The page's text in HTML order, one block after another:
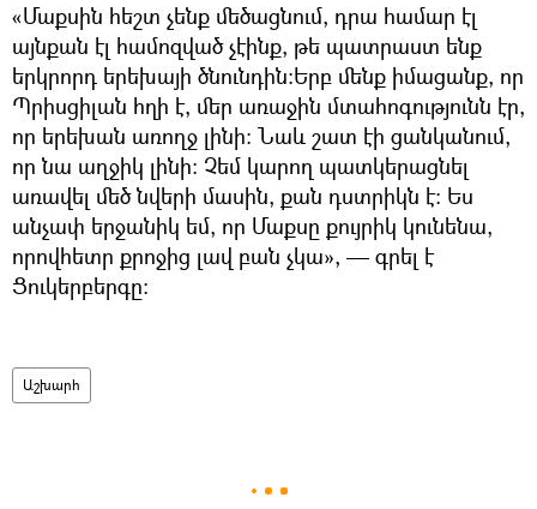
«Մաքսին հեշտ չենք մեծացնում, դրա համար էլ
այնքան էլ համոզված չէինք, թե պատրաստ ենք
երկրորդ երեխայի ծնունդին:Երբ մենք իմացանք, որ
Պրիսցիլան հղի է, մեր առաջին մտահոգությունն էր,
որ երեխան առողջ լինի: Նաև շատ էի ցանկանում,
որ նա աղջիկ լինի: Չեմ կարող պատկերացնել
առավել մեծ նվերի մասին, քան դստրիկն է: Ես
անչափ երջանիկ եմ, որ Մաքսը քույրիկ կունենա,
որովհետր քրոջից լավ բան չկա», — գրել է
Ցուկերբերգը:
Աշխարհ